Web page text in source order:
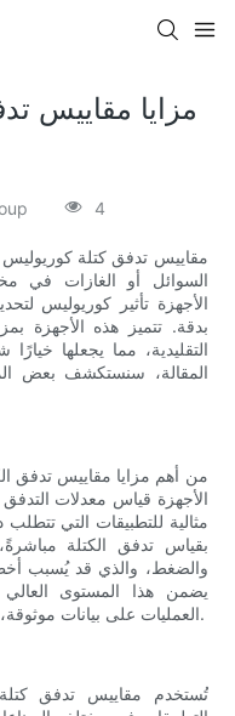
مزايا مقاييس
4
مقاييس تدفق كتلة
السوائل أو الغازات في
الأجهزة تأثير كوريوليس
بدقة. تتميز هذه الأجهزة
التقليدية، مما يجعلها
المقالة، سنستكشف بعض
من أهم مزايا مقاييس تدفق
مثالية للتطبيقات التي
بقياس تدفق الكتلة
والضغط، والذي قد يُسبب
يضمن هذا المستوى
العمليات على بيانات موثوقة، مما يُحسّن جودة المنتج ويزيد من كفاءته.
تُستخدم مقاييس تدفق